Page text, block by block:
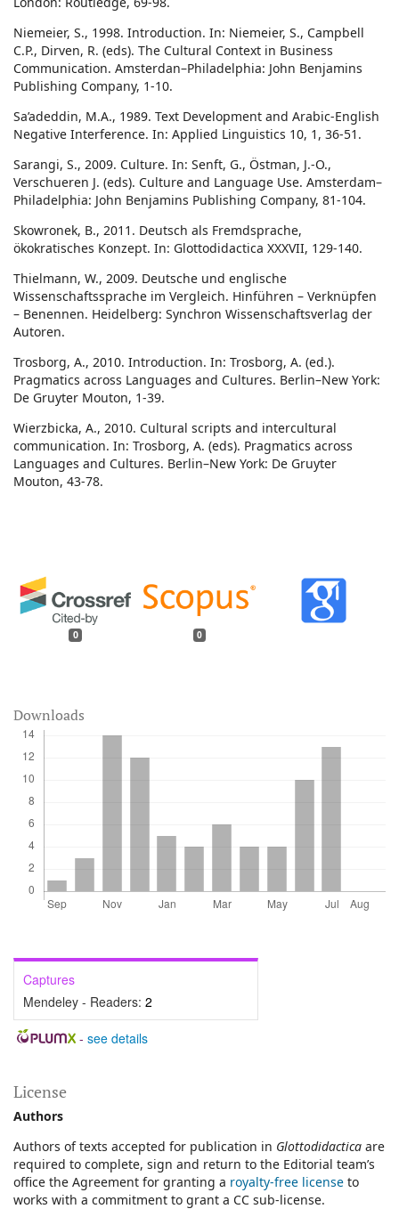
0 0
Downloads
Captures
Mendeley - Readers: 2
- see details
Niemeier, S., 1998. Introduction. In: Niemeier, S., Campbell
C.P., Dirven, R. (eds). The Cultural Context in Business
Communication. Amsterdan–Philadelphia: John Benjamins
Publishing Company, 1-10.
Sa’adeddin, M.A., 1989. Text Development and Arabic-English
Negative Interference. In: Applied Linguistics 10, 1, 36-51.
Sarangi, S., 2009. Culture. In: Senft, G., Östman, J.-O.,
Verschueren J. (eds). Culture and Language Use. Amsterdam–
Philadelphia: John Benjamins Publishing Company, 81-104.
Skowronek, B., 2011. Deutsch als Fremdsprache,
ökokratisches Konzept. In: Glottodidactica XXXVII, 129-140.
Thielmann, W., 2009. Deutsche und englische
Wissenschaftssprache im Vergleich. Hinführen – Verknüpfen
– Benennen. Heidelberg: Synchron Wissenschaftsverlag der
Autoren.
Trosborg, A., 2010. Introduction. In: Trosborg, A. (ed.).
Pragmatics across Languages and Cultures. Berlin–New York:
De Gruyter Mouton, 1-39.
Wierzbicka, A., 2010. Cultural scripts and intercultural
communication. In: Trosborg, A. (eds). Pragmatics across
Languages and Cultures. Berlin–New York: De Gruyter
Mouton, 43-78.
License
Authors
Authors of texts accepted for publication in Glottodidactica are
required to complete, sign and return to the Editorial team’s
office the Agreement for granting a royalty-free license to
works with a commitment to grant a CC sub-license.